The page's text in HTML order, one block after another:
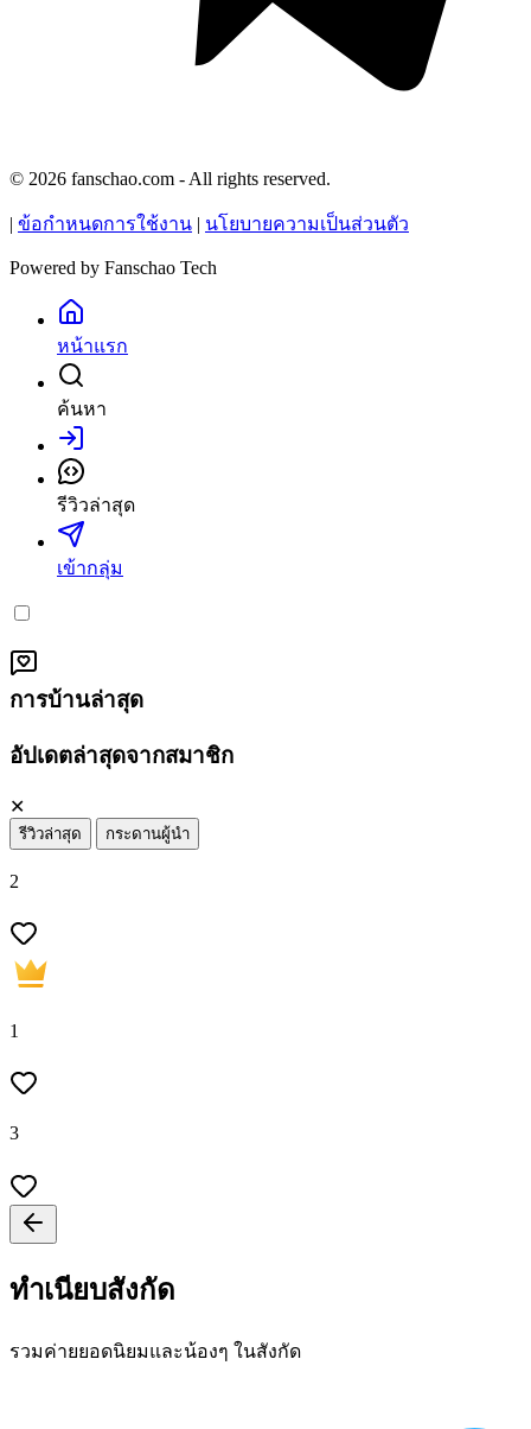
© 2026 fanschao.com - All rights reserved.
| ข้อกำหนดการใช้งาน | นโยบายความเป็นส่วนตัว
Powered by Fanschao Tech
หน้าแรก
ค้นหา
เข้าสู่ระบบ
รีวิวล่าสุด
เข้ากลุ่ม
การบ้านล่าสุด
อัปเดตล่าสุดจากสมาชิก
✕
รีวิวล่าสุด กระดานผู้นำ
2
1
3
ทำเนียบสังกัด
รวมค่ายยอดนิยมและน้องๆ ในสังกัด